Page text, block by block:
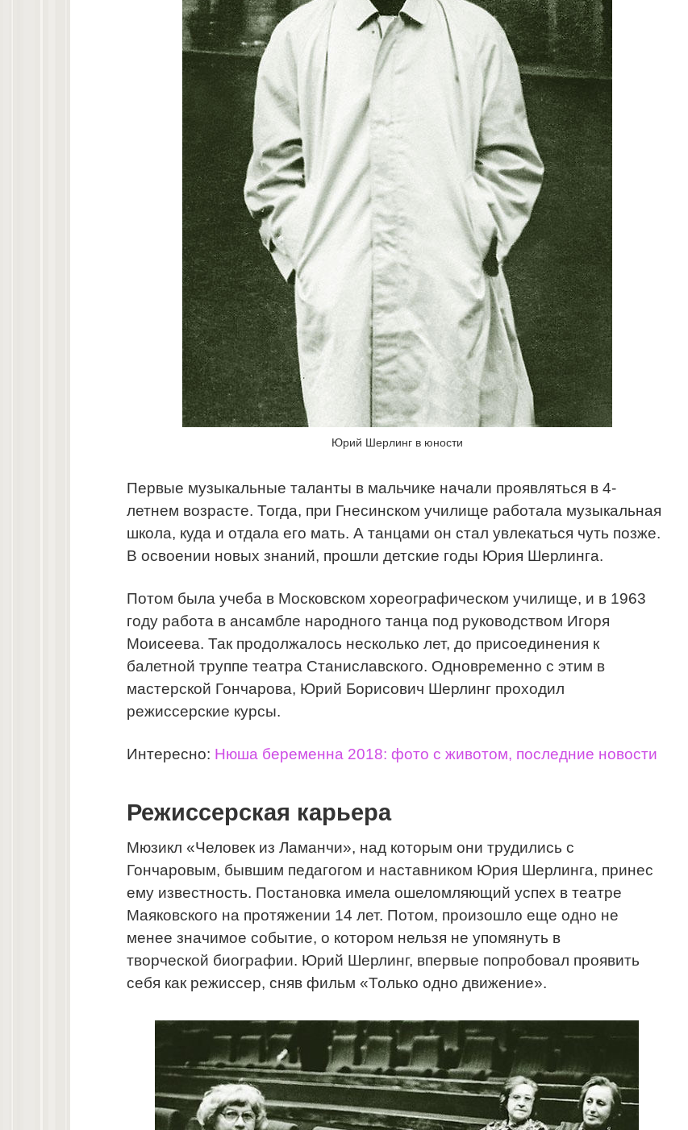
Юрий Шерлинг в юности
Первые музыкальные таланты в мальчике начали проявляться в 4-
летнем возрасте. Тогда, при Гнесинском училище работала музыкальная
школа, куда и отдала его мать. А танцами он стал увлекаться чуть позже.
В освоении новых знаний, прошли детские годы Юрия Шерлинга.
Потом была учеба в Московском хореографическом училище, и в 1963
году работа в ансамбле народного танца под руководством Игоря
Моисеева. Так продолжалось несколько лет, до присоединения к
балетной труппе театра Станиславского. Одновременно с этим в
мастерской Гончарова, Юрий Борисович Шерлинг проходил
режиссерские курсы.
Интересно: Нюша беременна 2018: фото с животом, последние новости
Режиссерская карьера
Мюзикл «Человек из Ламанчи», над которым они трудились с
Гончаровым, бывшим педагогом и наставником Юрия Шерлинга, принес
ему известность. Постановка имела ошеломляющий успех в театре
Маяковского на протяжении 14 лет. Потом, произошло еще одно не
менее значимое событие, о котором нельзя не упомянуть в
творческой биографии. Юрий Шерлинг, впервые попробовал проявить
себя как режиссер, сняв фильм «Только одно движение».